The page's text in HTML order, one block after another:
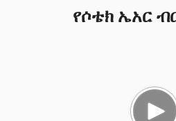
የሶቴክ ኤአር